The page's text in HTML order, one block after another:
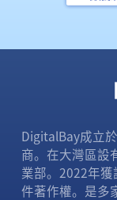
DigitalBay成立
商。在大灣區設
業部。2022年
件著作權。是多